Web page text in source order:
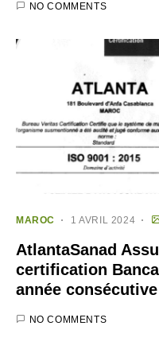
NO COMMENTS
MAROC 1 AVRIL 2024
AtlantaSanad
certification
année consécutive
NO COMMENTS